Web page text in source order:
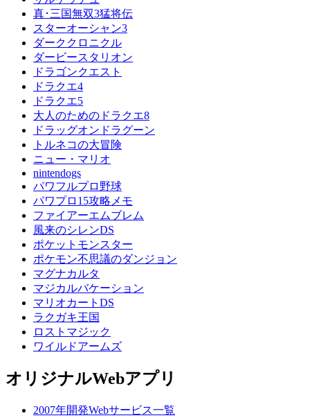
真･三国無双3猛将伝
スターオーシャン3
ダーククロニクル
ダービースタリオン
ドラゴンクエスト
ドラクエ4
ドラクエ5
大人のためのドラクエ8
ドラッグオンドラグーン
トルネコの大冒険
ニュー・マリオ
nintendogs
パワフルプロ野球
パワプロ15攻略メモ
ファイアーエムブレム
風来のシレンDS
ポケットモンスター
ポケモン不思議のダンジョン
マグナカルタ
マジカルバケーション
マリオカートDS
ラクガキ王国
ロストマジック
ワイルドアームズ
オリジナルWebアプリ
2007年開発Webサービス一覧